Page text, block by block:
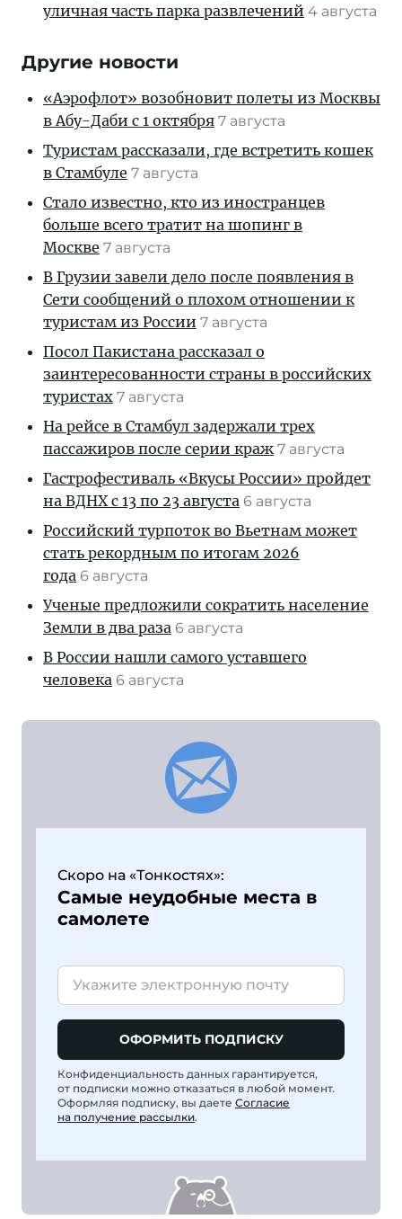
уличная часть парка развлечений 4 августа
Другие новости
«Аэрофлот» возобновит полеты из Москвы
в Абу-Даби с 1 октября 7 августа
Туристам рассказали, где встретить кошек
в Стамбуле 7 августа
Стало известно, кто из иностранцев
больше всего тратит на шопинг в
Москве 7 августа
В Грузии завели дело после появления в
Сети сообщений о плохом отношении к
туристам из России 7 августа
Посол Пакистана рассказал о
заинтересованности страны в российских
туристах 7 августа
На рейсе в Стамбул задержали трех
пассажиров после серии краж 7 августа
Гастрофестиваль «Вкусы России» пройдет
на ВДНХ с 13 по 23 августа 6 августа
Российский турпоток во Вьетнам может
стать рекордным по итогам 2026
года 6 августа
Ученые предложили сократить население
Земли в два раза 6 августа
В России нашли самого уставшего
человека 6 августа
Скоро на «Тонкостях»:
Самые неудобные места в
самолете
ОФОРМИТЬ ПОДПИСКУ
Конфиденциальность данных гарантируется,
от подписки можно отказаться в любой момент.
Оформляя подписку, вы даете Согласие
на получение рассылки.